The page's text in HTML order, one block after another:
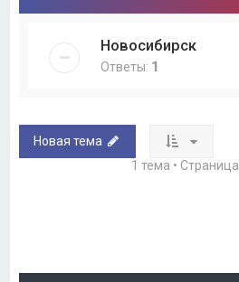
Новосибирск
Ответы: 1
Новая тема
1 тема • Страница